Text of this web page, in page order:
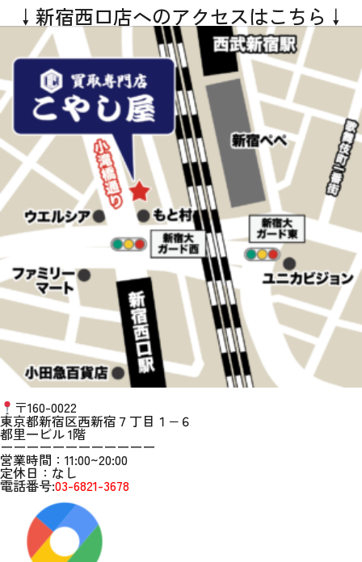
↓新宿西口店へのアクセスはこちら↓
〒160-0022
東京都新宿区西新宿７丁目１−６
都里一ビル 1階
ーーーーーーーーーーーー
営業時間：11:00~20:00
定休日：なし
電話番号:03-6821-3678